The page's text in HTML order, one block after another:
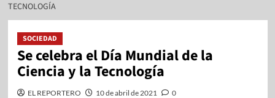
TECNOLOGÍA
SOCIEDAD
Se celebra el Día Mundial de la
Ciencia y la Tecnología
EL REPORTERO 10 de abril de 2021 0